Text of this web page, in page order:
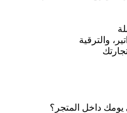
والترقية
داخل المتجر؟